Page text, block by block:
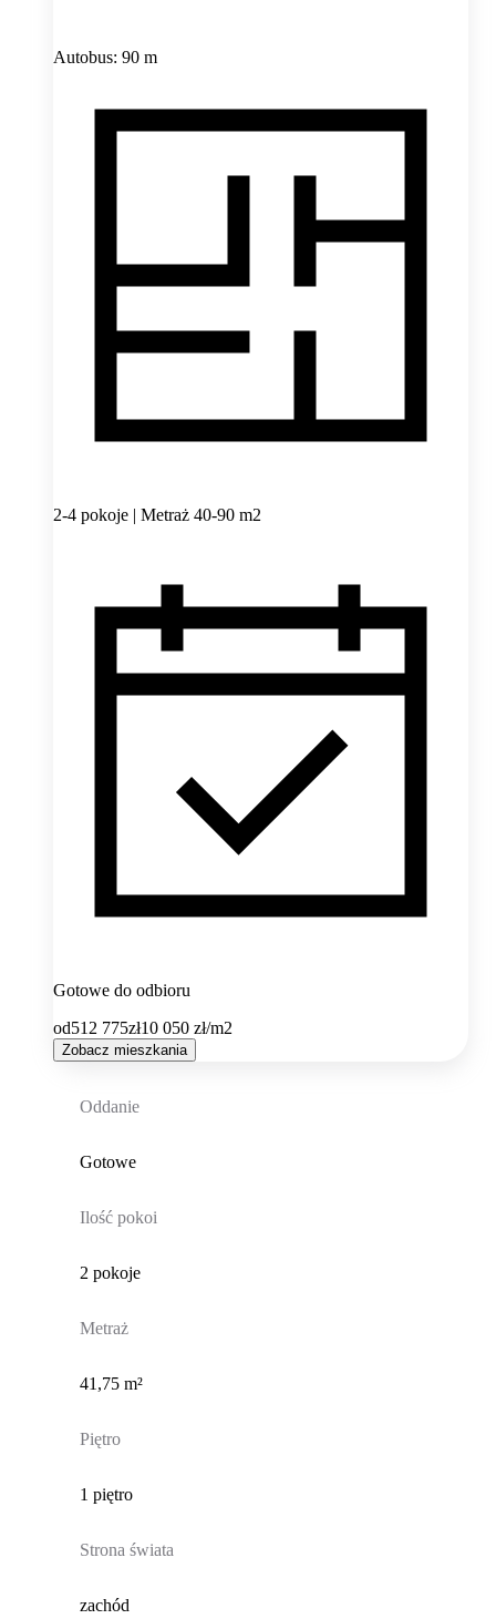
Autobus: 90 m
2-4 pokoje | Metraż 40-90 m2
Gotowe do odbioru
od512 775zł10 050 zł/m2
Zobacz mieszkania
Oddanie
Gotowe
Ilość pokoi
2 pokoje
Metraż
41,75 m²
Piętro
1 piętro
Strona świata
zachód